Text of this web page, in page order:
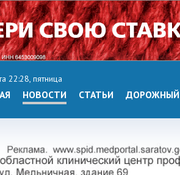
22:28, пятница
НОВОСТИ СТАТЬИ ДОРОЖНЫЙ